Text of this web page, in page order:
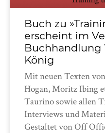
Buch zu
erscheint im
Buchhandlung
König
Mit neuen Texten
Hogan, Moritz Ibing
Taurino sowie allen
Interviews und
Gestaltet von Off